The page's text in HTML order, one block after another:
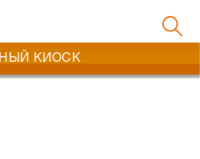
КИОСК